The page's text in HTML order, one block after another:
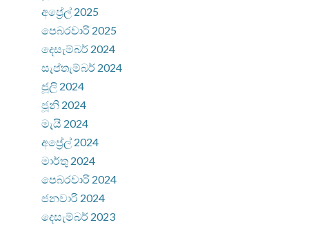
අප්‍රේල් 2025
පෙබරවාරි 2025
දෙසැම්බර් 2024
සැප්තැම්බර් 2024
ජූලි 2024
ජූනි 2024
මැයි 2024
අප්‍රේල් 2024
මාර්තු 2024
පෙබරවාරි 2024
ජනවාරි 2024
දෙසැම්බර් 2023